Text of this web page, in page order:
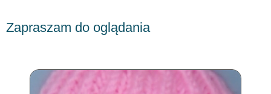
Zapraszam do oglądania